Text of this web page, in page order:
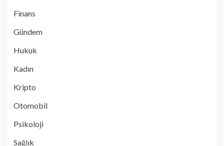
Finans
Gündem
Hukuk
Kadın
Kripto
Otomobil
Psikoloji
Sağlık